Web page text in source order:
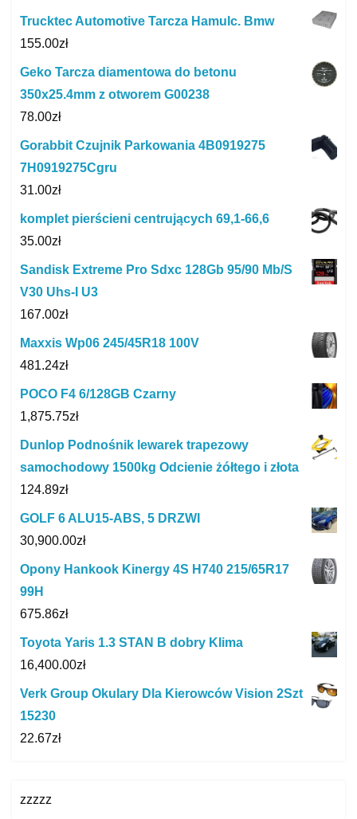
Trucktec Automotive Tarcza Hamulc. Bmw
155.00zł
Geko Tarcza diamentowa do betonu
350x25.4mm z otworem G00238
78.00zł
Gorabbit Czujnik Parkowania 4B0919275
7H0919275Cgru
31.00zł
komplet pierścieni centrujących 69,1-66,6
35.00zł
Sandisk Extreme Pro Sdxc 128Gb 95/90 Mb/S
V30 Uhs-I U3
167.00zł
Maxxis Wp06 245/45R18 100V
481.24zł
POCO F4 6/128GB Czarny
1,875.75zł
Dunlop Podnośnik lewarek trapezowy
samochodowy 1500kg Odcienie żółtego i złota
124.89zł
GOLF 6 ALU15-ABS, 5 DRZWI
30,900.00zł
Opony Hankook Kinergy 4S H740 215/65R17
99H
675.86zł
Toyota Yaris 1.3 STAN B dobry Klima
16,400.00zł
Verk Group Okulary Dla Kierowców Vision 2Szt
15230
22.67zł
zzzzz